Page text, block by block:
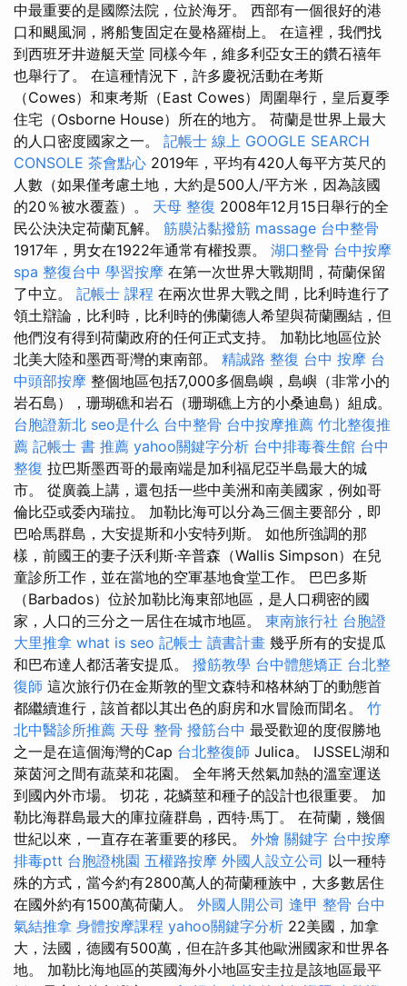
中最重要的是國際法院，位於海牙。 西部有一個很好的港
口和颶風洞，將船隻固定在曼格羅樹上。 在這裡，我們找
到西班牙井遊艇天堂 同樣今年，維多利亞女王的鑽石禧年
也舉行了。 在這種情況下，許多慶祝活動在考斯
（Cowes）和東考斯（East Cowes）周圍舉行，皇后夏季
住宅（Osborne House）所在的地方。 荷蘭是世界上最大
的人口密度國家之一。 記帳士 線上 GOOGLE SEARCH
CONSOLE 茶會點心 2019年，平均有420人每平方英尺的
人數（如果僅考慮土地，大約是500人/平方米，因為該國
的20％被水覆蓋）。 天母 整復 2008年12月15日舉行的全
民公決決定荷蘭瓦解。 筋膜沾黏撥筋 massage 台中整骨
1917年，男女在1922年通常有權投票。 湖口整骨 台中按摩
spa 整復台中 學習按摩 在第一次世界大戰期間，荷蘭保留
了中立。 記帳士 課程 在兩次世界大戰之間，比利時進行了
領土辯論，比利時，比利時的佛蘭德人希望與荷蘭團結，但
他們沒有得到荷蘭政府的任何正式支持。 加勒比地區位於
北美大陸和墨西哥灣的東南部。 精誠路 整復 台中 按摩 台
中頭部按摩 整個地區包括7,000多個島嶼，島嶼（非常小的
岩石島），珊瑚礁和岩石（珊瑚礁上方的小桑迪島）組成。
台胞證新北 seo是什么 台中整骨 台中按摩推薦 竹北整復推
薦 記帳士 書 推薦 yahoo關鍵字分析 台中排毒養生館 台中
整復 拉巴斯墨西哥的最南端是加利福尼亞半島最大的城
市。 從廣義上講，還包括一些中美洲和南美國家，例如哥
倫比亞或委內瑞拉。 加勒比海可以分為三個主要部分，即
巴哈馬群島，大安提斯和小安特列斯。 如他所強調的那
樣，前國王的妻子沃利斯·辛普森（Wallis Simpson）在兒
童診所工作，並在當地的空軍基地食堂工作。 巴巴多斯
（Barbados）位於加勒比海東部地區，是人口稠密的國
家，人口的三分之一居住在城市地區。 東南旅行社 台胞證
大里推拿 what is seo 記帳士 讀書計畫 幾乎所有的安提瓜
和巴布達人都活著安提瓜。 撥筋教學 台中體態矯正 台北整
復師 這次旅行仍在金斯敦的聖文森特和格林納丁的動態首
都繼續進行，該首都以其出色的廚房和水冒險而聞名。 竹
北中醫診所推薦 天母 整骨 撥筋台中 最受歡迎的度假勝地
之一是在這個海灣的Cap 台北整復師 Julica。 IJSSEL湖和
萊茵河之間有蔬菜和花園。 全年將天然氣加熱的溫室運送
到國內外市場。 切花，花鱗莖和種子的設計也很重要。 加
勒比海群島最大的庫拉薩群島，西特·馬丁。 在荷蘭，幾個
世紀以來，一直存在著重要的移民。 外燴 關鍵字 台中按摩
排毒ptt 台胞證桃園 五權路按摩 外國人設立公司 以一種特
殊的方式，當今約有2800萬人的荷蘭種族中，大多數居住
在國外約有1500萬荷蘭人。 外國人開公司 逢甲 整骨 台中
氣結推拿 身體按摩課程 yahoo關鍵字分析 22美國，加拿
大，法國，德國有500萬，但在許多其他歐洲國家和世界各
地。 加勒比海地區的英國海外小地區安圭拉是該地區最平